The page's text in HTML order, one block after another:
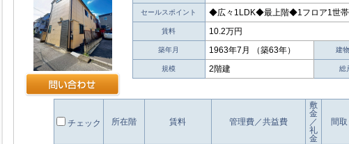
セールスポイント ◆広々1LDK◆最上階◆1フロア1世帯
賃料 10.2万円
築年月 1963年7月 （築63年） 建
規模 2階建 総
チェック 所在階 賃料 管理費／共益費
敷
金
／
礼
金
間取